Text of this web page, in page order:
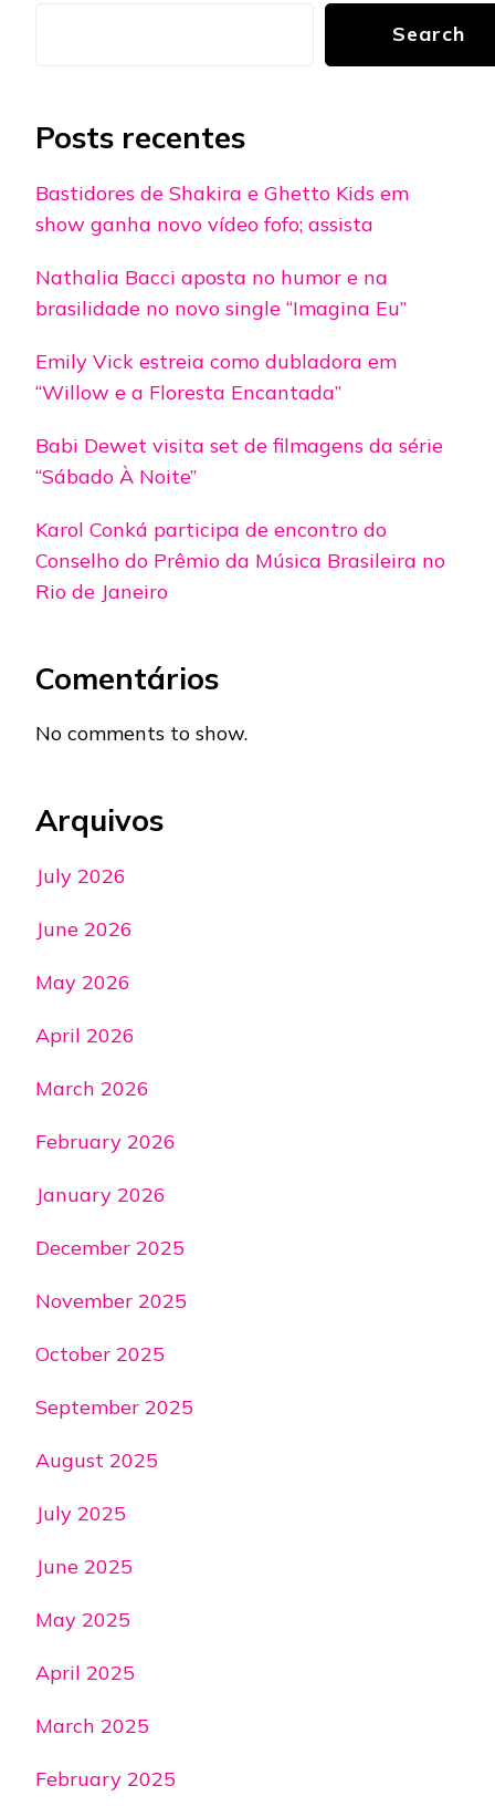
Search
Posts recentes
Bastidores de Shakira e Ghetto Kids em
show ganha novo vídeo fofo; assista
Nathalia Bacci aposta no humor e na
brasilidade no novo single “Imagina Eu”
Emily Vick estreia como dubladora em
“Willow e a Floresta Encantada”
Babi Dewet visita set de filmagens da série
“Sábado À Noite”
Karol Conká participa de encontro do
Conselho do Prêmio da Música Brasileira no
Rio de Janeiro
Comentários
No comments to show.
Arquivos
July 2026
June 2026
May 2026
April 2026
March 2026
February 2026
January 2026
December 2025
November 2025
October 2025
September 2025
August 2025
July 2025
June 2025
May 2025
April 2025
March 2025
February 2025